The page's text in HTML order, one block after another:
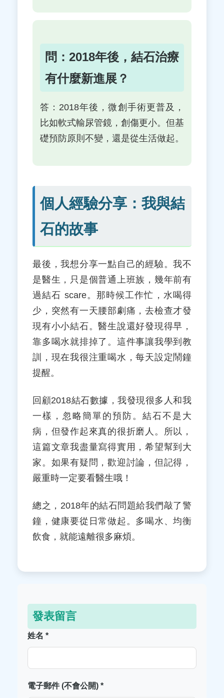
問：2018年後，結石治療
有什麼新進展？
答：2018年後，微創手術更普及，
比如軟式輸尿管鏡，創傷更小。但基
礎預防原則不變，還是從生活做起。
個人經驗分享：我與結
石的故事
最後，我想分享一點自己的經驗。我不
是醫生，只是個普通上班族，幾年前有
過結石 scare。那時候工作忙，水喝得
少，突然有一天腰部劇痛，去檢查才發
現有小小結石。醫生說還好發現得早，
靠多喝水就排掉了。這件事讓我學到教
訓，現在我很注重喝水，每天設定鬧鐘
提醒。
回顧2018結石數據，我發現很多人和我
一樣，忽略簡單的預防。結石不是大
病，但發作起來真的很折磨人。所以，
這篇文章我盡量寫得實用，希望幫到大
家。如果有疑問，歡迎討論，但記得，
嚴重時一定要看醫生哦！
總之，2018年的結石問題給我們敲了警
鐘，健康要從日常做起。多喝水、均衡
飲食，就能遠離很多麻煩。
發表留言
姓名 *
電子郵件 (不會公開) *